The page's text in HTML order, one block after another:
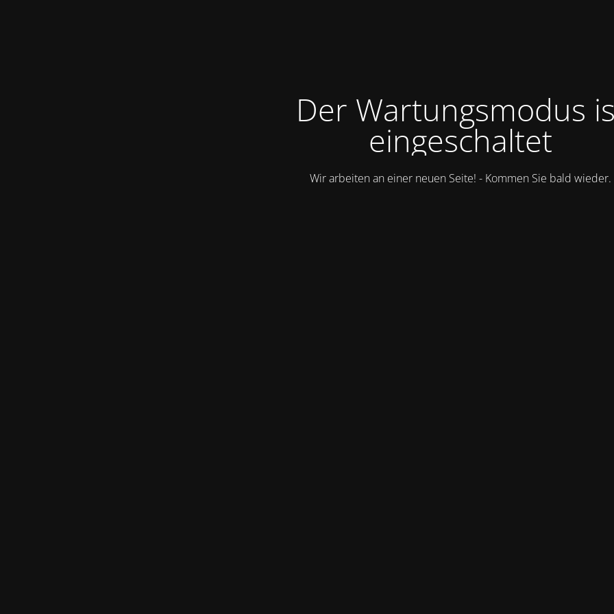
Der Wartungsmodus
eingeschaltet
Wir arbeiten an einer neuen Seite! - Kommen Sie bald wieder.